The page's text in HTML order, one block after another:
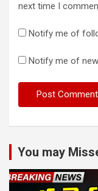
next time I
Notify me of
Notify me of
You may